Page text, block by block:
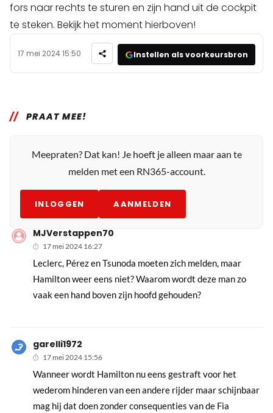
fors naar rechts te sturen en zijn hand uit de cockpit
te steken. Bekijk het moment hierboven!
17 mei 2024 15:50 Instellen als voorkeursbron
PRAAT MEE!
Meepraten? Dat kan! Je hoeft je alleen maar aan te
melden met een RN365-account.
INLOGGEN AANMELDEN
garelli1972
17 mei 2024 15:56
Wanneer wordt Hamilton nu eens gestraft voor het
wederom hinderen van een andere rijder maar schijnbaar
mag hij dat doen zonder consequenties van de Fia
MJVerstappen70
17 mei 2024 16:27
Leclerc, Pérez en Tsunoda moeten zich melden, maar
Hamilton weer eens niet? Waarom wordt deze man zo
vaak een hand boven zijn hoofd gehouden?